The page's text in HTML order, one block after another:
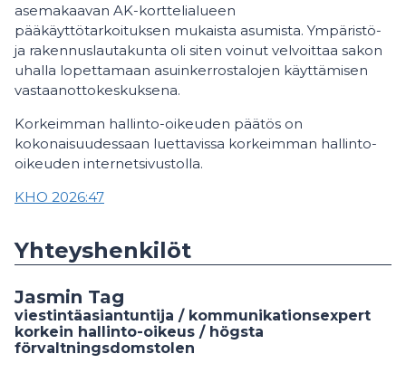
asemakaavan AK-korttelialueen
pääkäyttötarkoituksen mukaista asumista. Ympäristö-
ja rakennuslautakunta oli siten voinut velvoittaa sakon
uhalla lopettamaan asuinkerrostalojen käyttämisen
vastaanottokeskuksena.
Korkeimman hallinto-oikeuden päätös on
kokonaisuudessaan luettavissa korkeimman hallinto-
oikeuden internetsivustolla.
KHO 2026:47
Yhteyshenkilöt
Jasmin Tag
viestintäasiantuntija / kommunikationsexpert
korkein hallinto-oikeus / högsta
förvaltningsdomstolen